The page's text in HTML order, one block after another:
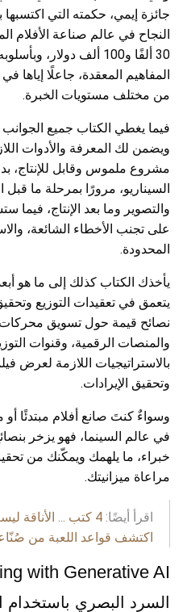
جائزة إيمي، حكمته التي
النجاح في عالم صناعة الأفلام
30 ألفًا و100 ألف دولار،
المفاهيم المعقدة، جاعلًا إياها
من مختلف مستويات الخبرة.
فيما يغطي الكتاب جميع الجوانب
ويضمن لك المعرفة والأدوات
مشروع ملموس وقابل للإنتاج،
السيناريو، مرورًا بمرحلة ما قبل
والتصوير وما بعد الإنتاج،
على تجنب الأخطاء الشائعة،
المحدودة.
يأخذك الكتاب كذلك إلى ما هو
يتعمق في تعقيدات التوزيع
نصائح قيمة حول تسويق محركات
والمنصات الرقمية، وقنوات
بالاستراتيجيات اللازمة لعرض
وتحقيق الإيرادات.
وسواءٌ كنتَ صانع أفلام مبتدئًا
في عالم السينما، فهو يزخر
خبراء، ما يلهمك ويمكّنك من
مراعاة ميزانيتك.
اقرأ أيضًا:
4 كتب ... الأناقة
اكتشف قواعد اللعبة من
with Generative AI
السرد البصري باستخدام